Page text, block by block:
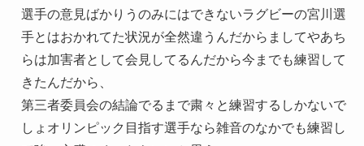
選手の意見ばかりうのみにはできないラグビーの宮川選
手とはおかれてた状況が全然違うんだからましてやあち
らは加害者として会見してるんだから今までも練習して
きたんだから、
第三者委員会の結論でるまで粛々と練習するしかないで
しょオリンピック目指す選手なら雑音のなかでも練習し